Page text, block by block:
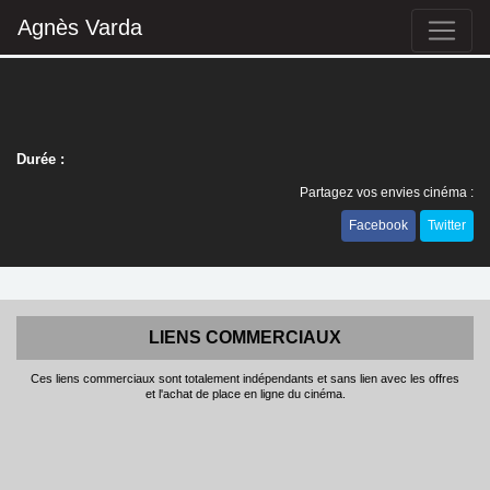
Agnès Varda
Durée :
Partagez vos envies cinéma :
Facebook Twitter
LIENS COMMERCIAUX
Ces liens commerciaux sont totalement indépendants et sans lien avec les offres
et l'achat de place en ligne du cinéma.